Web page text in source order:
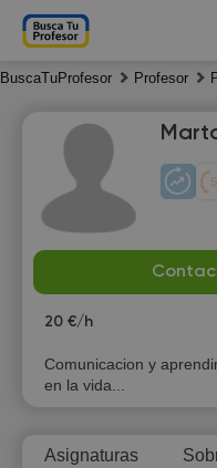
BuscaTuProfesor Profesor
20 €/h
Comunicacion y
en la vida...
Asignaturas
6
Fr
7